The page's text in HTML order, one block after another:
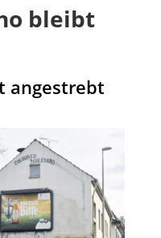
bleibt
angestrebt